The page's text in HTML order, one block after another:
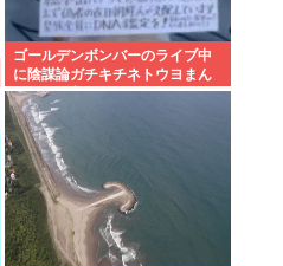
ゴールデンボンバーのライブ中
に陰謀論ガチキチネトウヨまん
さんが乱入www